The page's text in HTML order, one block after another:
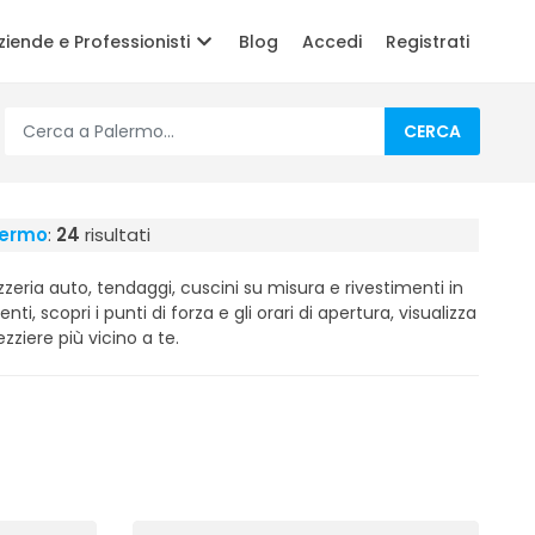
e Professionisti Blog Accedi Registrati
CERCA
: 24 risultati
auto, tendaggi, cuscini su misura e rivestimenti in
scopri i punti di forza e gli orari di apertura, visualizza
più vicino a te.